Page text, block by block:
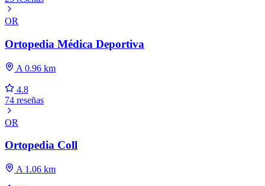
OR
Ortopedia Médica Deportiva
A 0.96 km
4.8
74 reseñas
OR
Ortopedia Coll
A 1.06 km